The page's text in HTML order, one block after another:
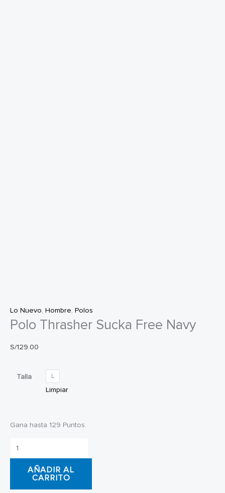
Lo Nuevo, Hombre, Polos
Polo Thrasher Sucka Free Navy
S/129.00
Talla L
Limpiar
Gana hasta 129 Puntos.
Polo
Thrasher
SuckaAÑADIR AL
CARRITO